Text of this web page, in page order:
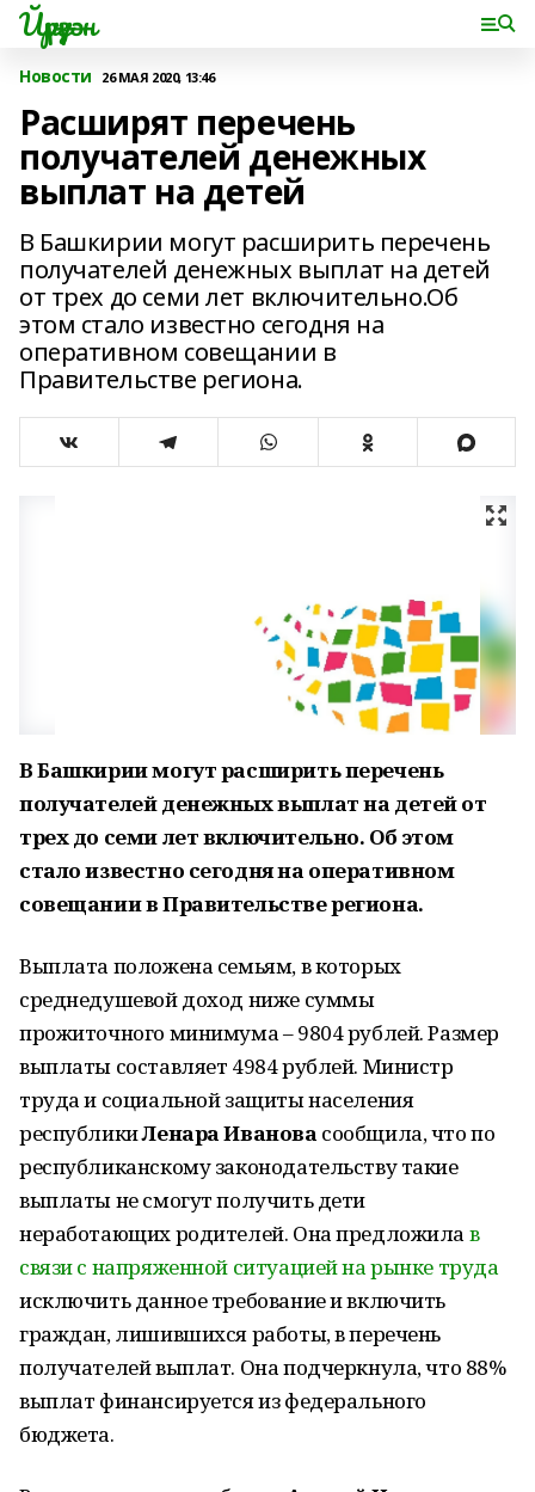
Йүрүҙән
Новости 26 МАЯ 2020, 13:46
Расширят перечень
получателей денежных
выплат на детей
В Башкирии могут расширить перечень
получателей денежных выплат на детей
от трех до семи лет включительно.Об
этом стало известно сегодня на
оперативном совещании в
Правительстве региона.
В Башкирии могут расширить перечень
получателей денежных выплат на детей от
трех до семи лет включительно. Об этом
стало известно сегодня на оперативном
совещании в Правительстве региона.
Выплата положена семьям, в которых
среднедушевой доход ниже суммы
прожиточного минимума – 9804 рублей. Размер
выплаты составляет 4984 рублей. Министр
труда и социальной защиты населения
республикиЛенара Иванова сообщила, что по
республиканскому законодательству такие
выплаты не смогут получить дети
неработающих родителей. Она предложила в
связи с напряженной ситуацией на рынке труда
исключить данное требование и включить
граждан, лишившихся работы, в перечень
получателей выплат. Она подчеркнула, что 88%
выплат финансируется из федерального
бюджета.